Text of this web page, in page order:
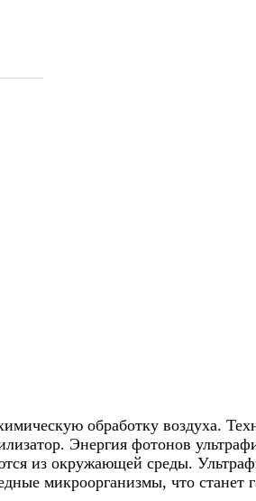
обработку воздуха.
Энергия фотонов
из окружающей среды.
микроорганизмы, что станет